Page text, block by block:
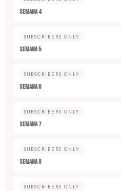
Semana 4
SUBSCRIBERS ONLY
Semana 5
SUBSCRIBERS ONLY
Semana 6
SUBSCRIBERS ONLY
Semana 7
SUBSCRIBERS ONLY
Semana 8
SUBSCRIBERS ONLY